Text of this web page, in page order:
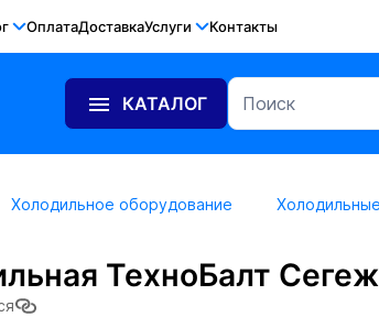
ОплатаДоставкаУслуги Контакты
КАТАЛОГ
Холодильное оборудование
ТехноБалт